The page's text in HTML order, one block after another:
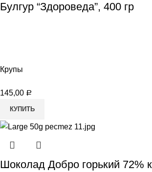
Булгур “Здороведа”, 400 гр
Крупы
145,00 Р
КУПИТЬ
Шоколад Добро горький 72%